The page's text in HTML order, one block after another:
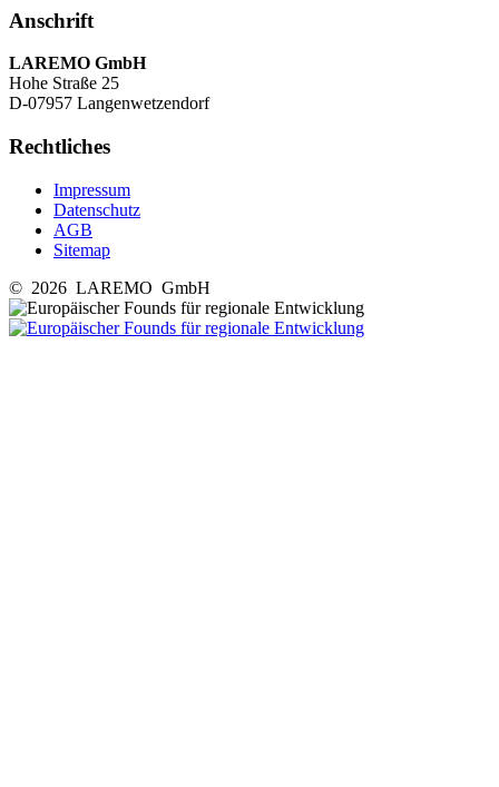
Anschrift
LAREMO GmbH
Hohe Straße 25
D-07957 Langenwetzendorf
Rechtliches
Impressum
Datenschutz
AGB
Sitemap
© 2026 LAREMO GmbH